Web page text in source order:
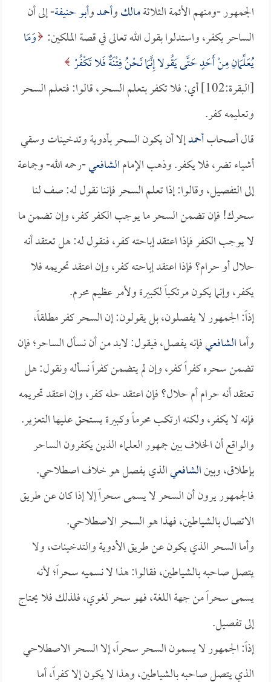
الجمهور -ومنهم الأئمة الثلاثةمالكوأحمدوأبو حنيفة- إلى أن
الساحر يكفر، واستدلوا بقول الله تعالى في قصة الملكين: وَمَا
يُعَلِّمَانِ مِنْ أَحَدٍ حَتَّى يَقُولا إِنَّمَا نَحْنُ فِتْنَةٌ فَلا تَكْفُرْ
[البقرة:102] أي: فلا تكفر بتعلم السحر، قالوا: فتعلم السحر
وتعليمه كفر.
قال أصحابأحمدإلا أن يكون السحر بأدوية وتدخينات وسقي
أشياء تضر، فلا يكفر. وذهب الإمامالشافعي-رحمه الله- وجماعة
إلى التفصيل، وقالوا: إذا تعلم السحر فإننا نقول له: صف لنا
سحرك! فإن تضمن السحر ما يوجب الكفر كفر، وإن تضمن ما
لا يوجب الكفر فإذا اعتقد إباحته كفر، فنقول له: هل تعتقد أنه
حلال أو حرام؟ فإذا اعتقد إباحته كفر، وإن اعتقد تحريمه فلا
يكفر، وإنما يكون مرتكباً لكبيرة ولأمر عظيم محرم.
إذاً: الجمهور لا يفصلون، بل يقولون: إن السحر كفر مطلقاً،
وأماالشافعيفإنه يفصل، فيقول: لابد من أن نسأل الساحر؛ فإن
تضمن سحره كفراً كفر، وإن لم يتضمن كفراً نسأله ونقول: هل
تعتقد أنه حرام أم حلال؟ فإن اعتقد حله كفر، وإن اعتقد تحريمه
فإنه لا يكفر، ولكنه ارتكب محرماً وكبيرة يستحق عليها التعزير.
والواقع أن الخلاف بين جمهور العلماء الذين يكفرون الساحر
بإطلاق، وبينالشافعيالذي يفصل هو خلاف اصطلاحي.
فالجمهور يرون أن السحر لا يسمى سحراً إلا إذا كان عن طريق
الاتصال بالشياطين، فهذا هو السحر الاصطلاحي.
وأما السحر الذي يكون عن طريق الأدوية والتدخينات، ولا
يتصل صاحبه بالشياطين، فقالوا: هذا لا نسميه سحراً؛ لأنه
يسمى سحراً من جهة اللغة، فهو سحر لغوي، فلذلك فلا يحتاج
إلى تفصيل.
إذاً: الجمهور لا يسمون السحر سحراً، إلا السحر الاصطلاحي
الذي يتصل صاحبه بالشياطين، وهذا لا يكون إلا كفراً، أما